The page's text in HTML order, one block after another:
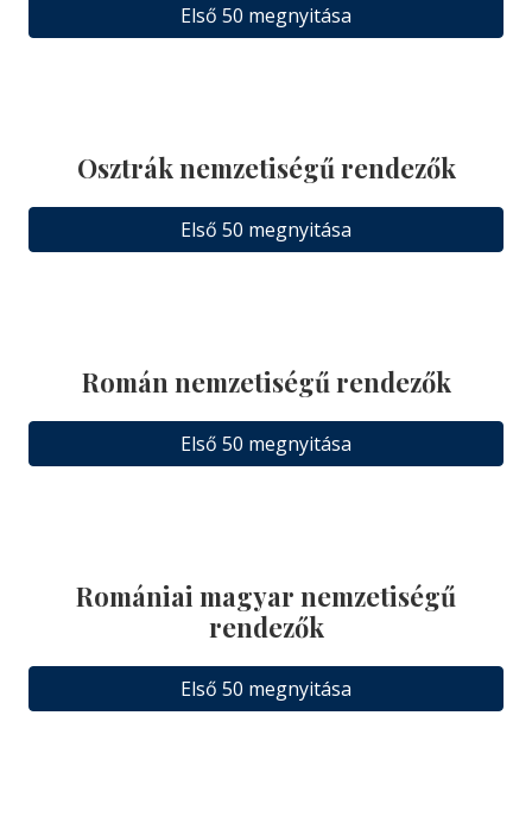
Első 50 megnyitása
Osztrák nemzetiségű rendezők
Első 50 megnyitása
Román nemzetiségű rendezők
Első 50 megnyitása
Romániai magyar nemzetiségű
rendezők
Első 50 megnyitása